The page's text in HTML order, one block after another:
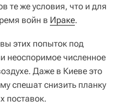
те же условия, что и для
войн в Ираке.
этих попыток под
неоспоримое численное
Даже в Киеве это
спешат снизить планку
поставок.